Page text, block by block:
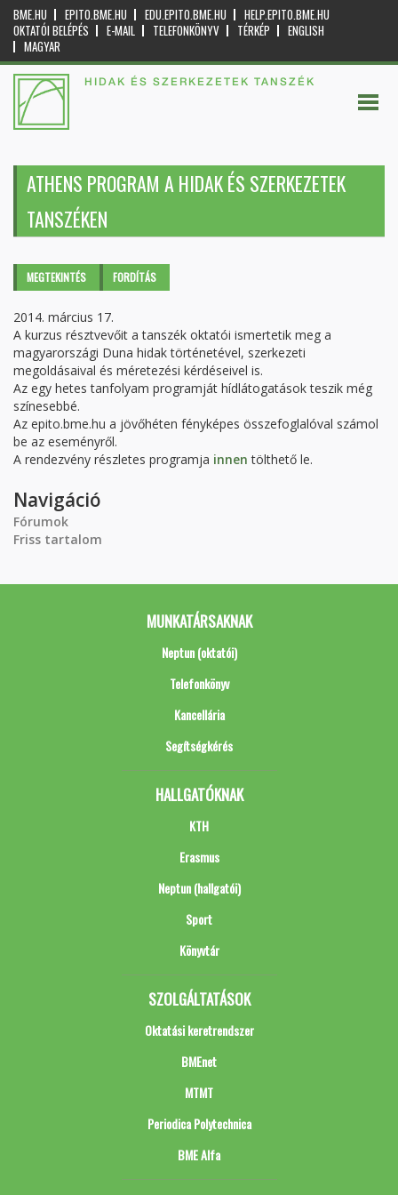
BME.HU EPITO.BME.HU EDU.EPITO.BME.HU
HELP.EPITO.BME.HU
OKTATÓI BELÉPÉS
E-MAIL TELEFONKÖNYV TÉRKÉP
ENGLISH
MAGYAR
HIDAK ÉS SZERKEZETEK TANSZÉK
ATHENS PROGRAM A HIDAK ÉS SZERKEZETEK
TANSZÉKEN
Elsődleges fülek
MEGTEKINTÉS (AKTÍVFORDÍTÁS
2014. március 17.
A kurzus résztvevőit a tanszék oktatói ismertetik meg a
magyarországi Duna hidak történetével, szerkezeti
megoldásaival és méretezési kérdéseivel is.
Az egy hetes tanfolyam programját hídlátogatások teszik még
színesebbé.
Az epito.bme.hu a jövőhéten fényképes összefoglalóval számol
be az eseményről.
A rendezvény részletes programja innen tölthető le.
Navigáció
Fórumok
Friss tartalom
MUNKATÁRSAKNAK
Neptun (oktatói)
Telefonkönyv
Kancellária
Segítségkérés
HALLGATÓKNAK
KTH
Erasmus
Neptun (hallgatói)
Sport
Könyvtár
SZOLGÁLTATÁSOK
Oktatási keretrendszer
BMEnet
MTMT
Periodica Polytechnica
BME Alfa